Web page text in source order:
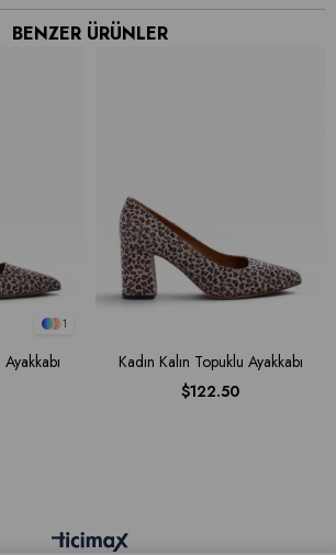
BENZER ÜRÜNLER
1
Kadın Kalın Topuklu Ayakkabı
$122.50